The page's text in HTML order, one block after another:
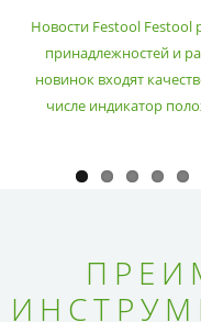
Новости Festool
принадлежностей и
новинок входят
числе индикатор